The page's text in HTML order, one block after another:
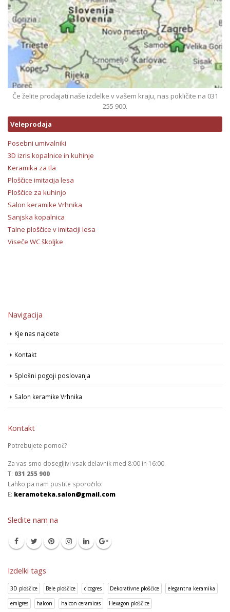
Če želite prodajati naše izdelke v vašem kraju, nas pokličite na 031
255 900.
Veleprodaja
Posebni umivalniki
3D izris kopalnice in kuhinje
Keramika za tla
Ploščice imitacija lesa
Ploščice za kuhinjo
Salon keramike Vrhnika
Sanjska kopalnica
Talne ploščice v imitaciji lesa
Viseče WC školjke
Navigacija
Kje nas najdete
Kontakt
Splošni pogoji poslovanja
Salon keramike Vrhnika
Kontakt
Potrebujete pomoč?
Za vas smo dosegljivi vsak delavnik med 8:00 in 16:00.
T: 031 255 900
Lahko pa nam pustite sporočilo:
E: keramoteka.salon@gmail.com
Sledite nam na
Izdelki tags
3D ploščice Bele ploščice cicogres Dekorativne ploščice elegantna keramika
emigres halcon halcon ceramicas Hexagon ploščice